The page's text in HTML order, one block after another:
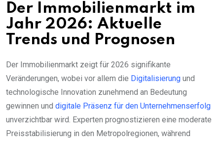
Der Immobilienmarkt im
Jahr 2026: Aktuelle
Trends und Prognosen
Der Immobilienmarkt zeigt für 2026 signifikante
Veränderungen, wobei vor allem die Digitalisierung und
technologische Innovation zunehmend an Bedeutung
gewinnen und digitale Präsenz für den Unternehmenserfolg
unverzichtbar wird. Experten prognostizieren eine moderate
Preisstabilisierung in den Metropolregionen, während